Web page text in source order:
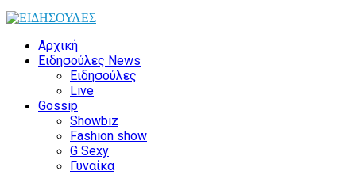
Αρχική
Ειδησούλες News
Ειδησούλες
Live
Gossip
Showbiz
Fashion show
G Sexy
Γυναίκα